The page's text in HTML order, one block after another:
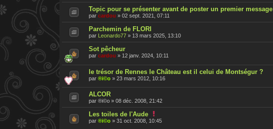
Topic pour se présenter avant de poster un premier message
par cardou » 02 sept. 2021, 07:11
Parchemin de FLORI
par Leonardo77 » 13 mars 2025, 13:10
Sot pêcheur
par cardou » 12 janv. 2024, 10:11
le trésor de Rennes le Château est il celui de Montségur ?
par ®i©o » 23 mars 2012, 10:16
ALCOR
par ®i©o » 08 déc. 2008, 21:42
Les toiles de l'Aude
e
par ®i©o » 31 oct. 2008, 10:45